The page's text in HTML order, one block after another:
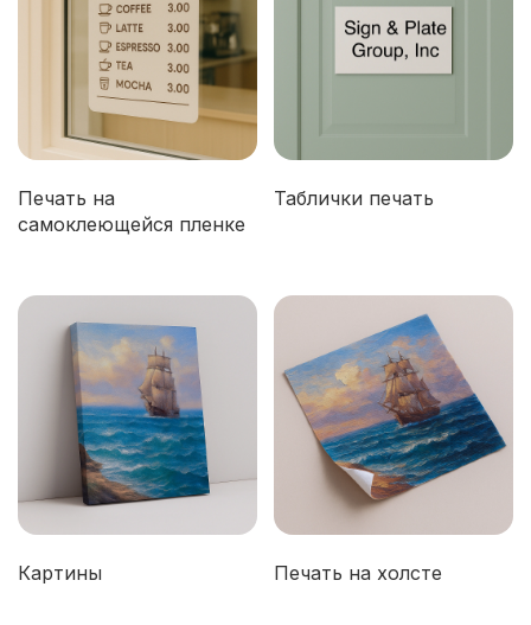
Печать на
самоклеющейся пленке
Таблички печать
Картины Печать на холсте